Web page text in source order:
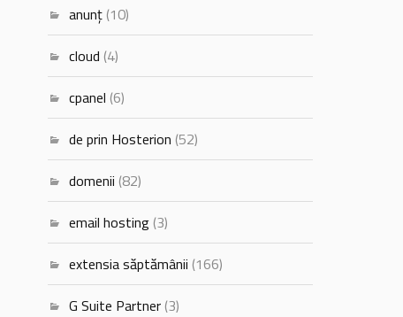
anunț (10)
cloud (4)
cpanel (6)
de prin Hosterion (52)
domenii (82)
email hosting (3)
extensia săptămânii (166)
G Suite Partner (3)